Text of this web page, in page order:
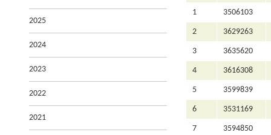
2025
2024
2023
2022
2021
1 3506103
2 3629263
3 3635620
4 3616308
5 3599839
6 3531169
7 3594850